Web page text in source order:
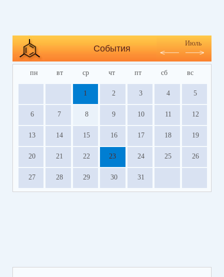
События
Июль
пн вт ср чт пт сб вс
1 2 3 4 5
6 7 8 9 10 11 12
13 14 15 16 17 18 19
20 21 22 23 24 25 26
27 28 29 30 31